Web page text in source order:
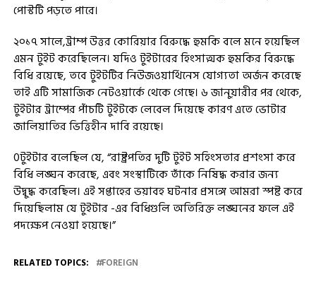
পোস্টটি পড়তে পারে।
২০১৭ সালে,ট্রাম্প উত্তর কোরিয়ার বিরুদ্ধে হুমকি বলে মনে হয়েছিল
এমন টুইট করেছিলেন। যদিও টুইটারের হিংসাত্মক হুমকির বিরুদ্ধে
বিধি রয়েছে, তবে টুইটটির নিউজওয়ার্থিনেস যোগ্যতা অর্জন করেছে
তাই এটি সামাজিক নেটওয়ার্কে থেকে গেছে। ৬ জানুয়ারীর পর থেকে,
টুইটার ট্রাম্পের পাঁচটি টুইটকে লেবেল দিয়েছে কারণ এতে ভোটার
জালিয়াতির ভিত্তিহীন দাবি রয়েছে।
0টুইটার বলেছিল যে, “রাষ্ট্রপতির দুটি টুইট সহিংসতার প্রশংসা করে
বিধি লঙ্ঘন করেছে, এবং সংস্থাটিকে তাঁকে নিষিদ্ধ করার জন্য
উদ্বুদ্ধ করেছিল। এই সপ্তাহের ভয়াবহ ঘটনার প্রসঙ্গে আমরা স্পষ্ট করে
দিয়েছিলাম যে টুইটার -এর বিধিগুলি অতিরিক্ত লঙ্ঘনের ফলে এই
পদক্ষেপ নেওয়া হয়েছে।”
RELATED TOPICS: FOREIGN